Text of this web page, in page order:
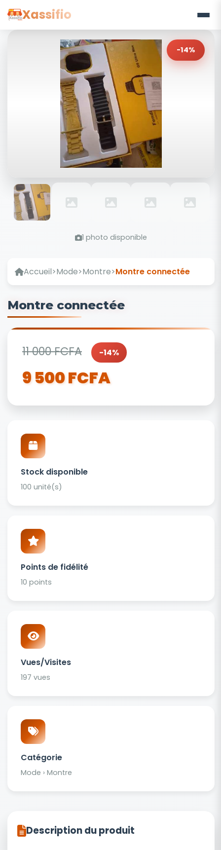
Xassifio
-14%
1 photo disponible
Accueil>Mode>Montre>Montre connectée
Montre connectée
11 000 FCFA -14%
9 500 FCFA
Stock disponible
100 unité(s)
Points de fidélité
10 points
Vues/Visites
197 vues
Catégorie
Mode › Montre
Description du produit